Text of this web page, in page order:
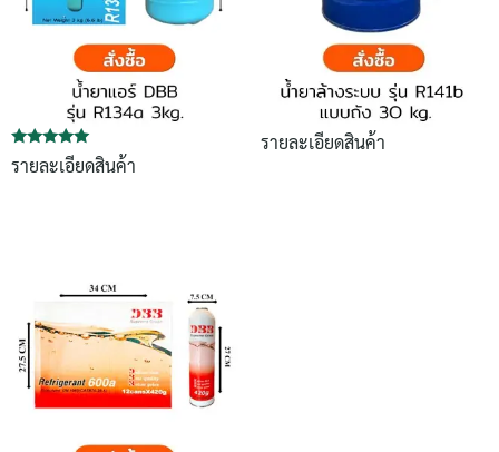
ให้คะแนน
5.00
รายละเอียดสินค้า
รายละเอียดสินค้า